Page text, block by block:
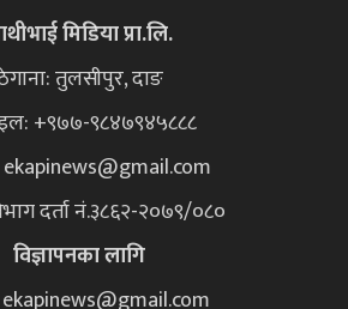
मिडिया प्रा.लि.
तुलसीपुर, दाङ
+९७७-९८४७९४५८८८
ekapinews@gmail.com
दर्ता नं.३८६२-२०७९/०८०
विज्ञापनका लागि